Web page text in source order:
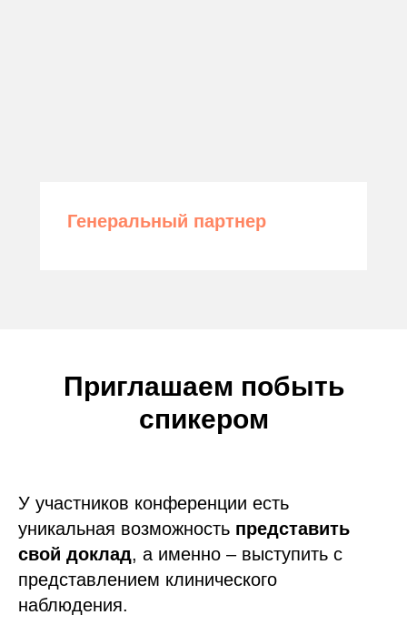
Генеральный партнер
Приглашаем побыть
спикером
У участников конференции есть
уникальная возможность представить
свой доклад, а именно – выступить с
представлением клинического
наблюдения.